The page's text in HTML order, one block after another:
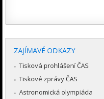
ZAJÍMAVÉ ODKAZY
Tisková prohlášení ČAS
Tiskové zprávy ČAS
Astronomická olympiáda